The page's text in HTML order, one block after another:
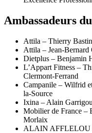
Ambassadeurs
Attila – Thierry
Attila – Jean-
Dietplus – Benjamin
L’Appart Fitness –
Clermont-Ferrand
Campanile – Wilfrid
la-Source
Ixina – Alain
Mobilier de France –
Morlaix
ALAIN AFFLELOU